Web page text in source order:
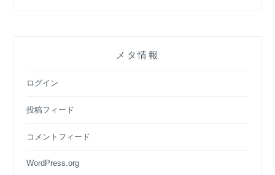
メタ情報
ログイン
投稿フィード
コメントフィード
WordPress.org